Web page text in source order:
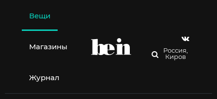
содержимому
Вещи
Магазины
Журнал
Россия,
Киров